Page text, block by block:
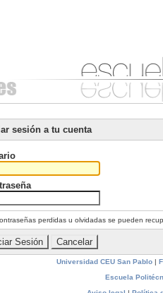
sesión a tu cuenta
perdidas u olvidadas se pueden
Universidad CEU San Pablo|
Escuela